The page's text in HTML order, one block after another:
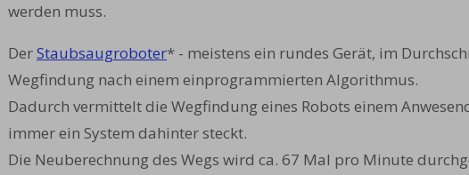
werden muss.
DerStaubsaugroboter* - meistens ein rundes Gerät, im
Wegfindung nach einem einprogrammierten Algorithmus.
Dadurch vermittelt die Wegfindung eines Robots einem
immer ein System dahinter steckt.
Die Neuberechnung des Wegs wird ca. 67 Mal pro Minute